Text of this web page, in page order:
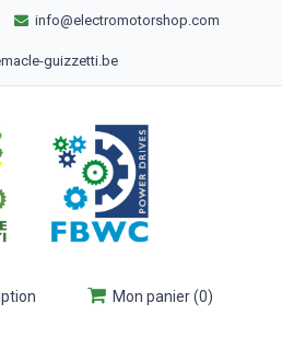
info@electromotorshop.com
guizzetti.be
Mon panier(0)